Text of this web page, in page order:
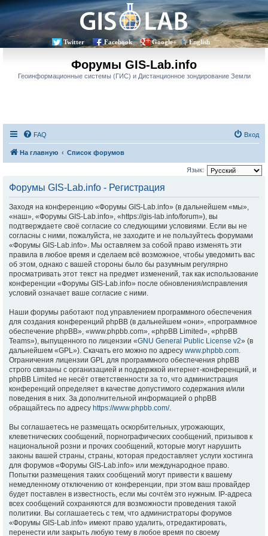
Twitter Facebook Google+ English
Форумы GIS-Lab.info
Геоинформационные системы (ГИС) и Дистанционное зондирование Земли
FAQ Вход
На главную Список форумов
Язык:
Форумы GIS-Lab.info - Регистрация
Заходя на конференцию «Форумы GIS-Lab.info» (в дальнейшем «мы»,
«наш», «Форумы GIS-Lab.info», «https://gis-lab.info/forum»), вы
подтверждаете своё согласие со следующими условиями. Если вы не
согласны с ними, пожалуйста, не заходите и не пользуйтесь форумами
«Форумы GIS-Lab.info». Мы оставляем за собой право изменять эти
правила в любое время и сделаем всё возможное, чтобы уведомить вас
об этом, однако с вашей стороны было бы разумным регулярно
просматривать этот текст на предмет изменений, так как использование
конференции «Форумы GIS-Lab.info» после обновления/исправления
условий означает ваше согласие с ними.
Наши форумы работают под управлением программного обеспечения
для создания конференций phpBB (в дальнейшем «они», «программное
обеспечение phpBB», «www.phpbb.com», «phpBB Limited», «phpBB
Teams»), выпущенного по лицензии «GNU General Public License v2» (в
дальнейшем «GPL»). Скачать его можно по адресу www.phpbb.com.
Ограничения лицензии GPL для программного обеспечения phpBB
строго связаны с организацией и поддержкой интернет-конференций, и
phpBB Limited не несёт ответственности за то, что администрация
конференций определяет в качестве допустимого содержания и/или
поведения в них. За дополнительной информацией о phpBB
обращайтесь по адресу https://www.phpbb.com/.
Вы соглашаетесь не размещать оскорбительных, угрожающих,
клеветнических сообщений, порнографических сообщений, призывов к
национальной розни и прочих сообщений, которые могут нарушить
законы вашей страны, страны, которая предоставляет услуги хостинга
для форумов «Форумы GIS-Lab.info» или международное право.
Попытки размещения таких сообщений могут привести к вашему
немедленному отключению от конференции, при этом ваш провайдер
будет поставлен в известность, если мы сочтём это нужным. IP-адреса
всех сообщений сохраняются для возможности проведения такой
политики. Вы соглашаетесь с тем, что администраторы форумов
«Форумы GIS-Lab.info» имеют право удалить, отредактировать,
перенести или закрыть любую тему в любое время по своему